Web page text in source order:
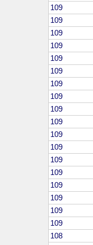
109
109
109
109
109
109
109
109
109
109
109
109
109
109
109
109
109
109
108